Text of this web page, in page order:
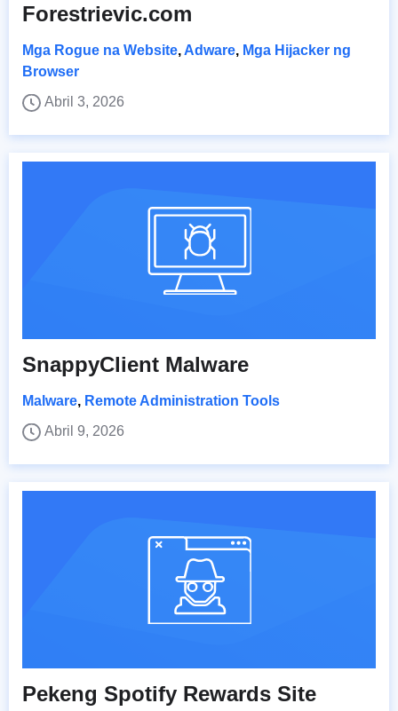
Forestrievic.com
Mga Rogue na Website, Adware, Mga Hijacker ng
Browser
Abril 3, 2026
SnappyClient Malware
Malware, Remote Administration Tools
Abril 9, 2026
Pekeng Spotify Rewards Site